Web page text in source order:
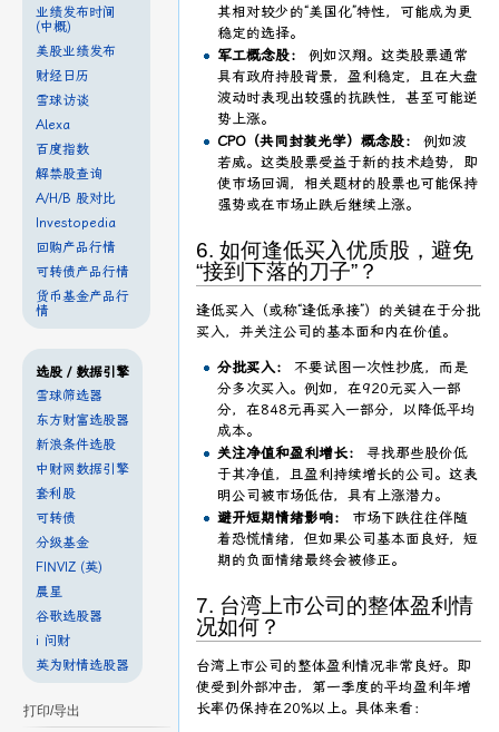
其相对较少的“美国化”特性，可能成为更
稳定的选择。
军工概念股：
例如汉翔。这类股票通常
具有政府持股背景，盈利稳定，且在大盘
波动时表现出较强的抗跌性，甚至可能逆
势上涨。
CPO（共同封装光学）概念股：
例如波
若威。这类股票受益于新的技术趋势，即
使市场回调，相关题材的股票也可能保持
强势或在市场止跌后继续上涨。
6. 如何逢低买入优质股，避免
“接到下落的刀子”？
逢低买入（或称“逢低承接”）的关键在于分批
买入，并关注公司的基本面和内在价值。
分批买入：
不要试图一次性抄底，而是
分多次买入。例如，在920元买入一部
分，在848元再买入一部分，以降低平均
成本。
关注净值和盈利增长：
寻找那些股价低
于其净值，且盈利持续增长的公司。这表
明公司被市场低估，具有上涨潜力。
避开短期情绪影响：
市场下跌往往伴随
着恐慌情绪，但如果公司基本面良好，短
期的负面情绪最终会被修正。
7. 台湾上市公司的整体盈利情
况如何？
台湾上市公司的整体盈利情况非常良好。即
使受到外部冲击，第一季度的平均盈利年增
长率仍保持在20%以上。具体来看：
业绩发布时间
(中概)
美股业绩发布
财经日历
雪球访谈
Alexa
百度指数
解禁股查询
A/H/B 股对比
Investopedia
回购产品行情
可转债产品行情
货币基金产品行
情
选股 / 数据引擎
雪球筛选器
东方财富选股器
新浪条件选股
中财网数据引擎
套利股
可转债
分级基金
FINVIZ (英)
晨星
谷歌选股器
i 问财
英为财情选股器
打印/导出